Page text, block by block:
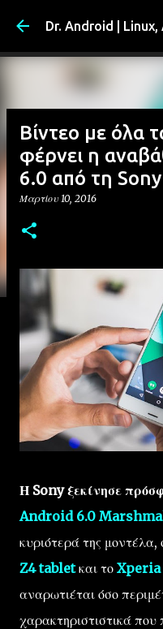
Μετάβαση
Dr. Android | Linux,
Βίντεο με όλα
φέρνει η
6.0 από τη Sony
Μαρτίου 10, 2016
Η Sony ξεκίνησε
Android 6.0
κυριότερά της μοντέλα,
Z4 tabletκαι το Xperia
αναρωτιέται όσο
χαρακτηριστιστικά